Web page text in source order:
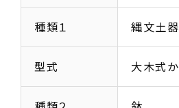
種類１ 縄文土器
型式 大木式か